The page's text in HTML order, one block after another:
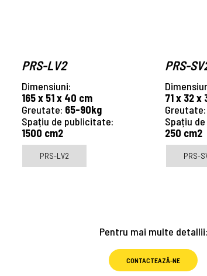
PRS-LV2
Dimensiuni:
165 x 51 x 40 cm
Greutate: 65-90kg
Spațiu de publicitate:
1500 cm2
PRS-
71 x 32 x
Greutate:
Spațiu
250 cm2
PRS-LV2 PRS-
Pentru mai multe detallii:
CONTACTEAZĂ-NE